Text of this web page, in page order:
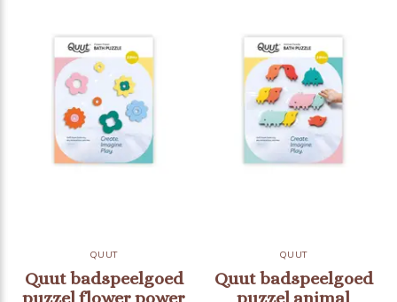
QUUT
Quut badspeelgoed
QUUT
Quut badspeelgoed